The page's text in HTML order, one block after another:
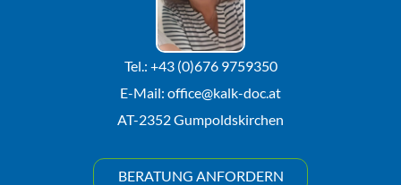
BERATUNG ANFORDERN
Tel.: +43 (0)676 9759350
E-Mail: office@kalk-doc.at
AT-2352 Gumpoldskirchen